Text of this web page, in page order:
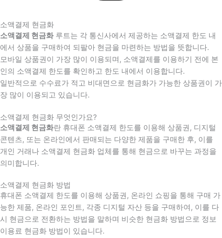
소액결제 현금화
소액결제 현금화루트는 각 통신사에서 제공하는 소액결제 한도 내
에서 상품을 구매하여 되팔아 현금을 마련하는 방법을 뜻합니다.
모바일 상품권이 가장 많이 이용되며, 소액결제를 이용하기 전에 본
인의 소액결제 한도를 확인하고 한도 내에서 이용합니다.
일반적으로 수수료가 적고 비대면으로 현금화가 가능한 상품권이 가
장 많이 이용되고 있습니다.
소액결제 현금화 무엇인가요?
소액결제 현금화란 휴대폰 소액결제 한도를 이용해 상품권, 디지털
콘텐츠, 또는 온라인에서 판매되는 다양한 제품을 구매한 후, 이를
개인 거래나 소액결제 현금화 업체를 통해 현금으로 바꾸는 과정을
의미합니다.
소액결제 현금화 방법
휴대폰 소액결제 한도를 이용해 상품권, 온라인 쇼핑을 통해 구매 가
능한 제품, 온라인 포인트, 각종 디지털 자산 등을 구매하여, 이를 다
시 현금으로 전환하는 방법을 말하며 비슷한 현금화 방법으로 정보
이용료 현금화 방법이 있습니다.